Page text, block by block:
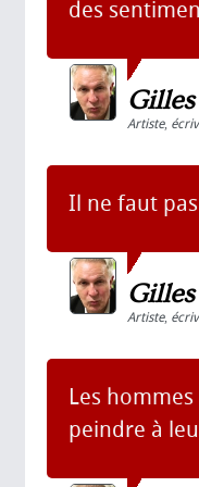
des
Artiste,
Il ne faut
Artiste,
Les
peindre à